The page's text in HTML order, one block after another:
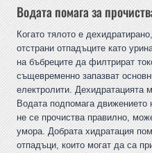
Водата помага за
Когато тялото е
отстрани отпадъците като
на бъбреците да филтрират
същевременно запазват
електролити. Дехидратацията
Водата подпомага движението
не се прочиства правилно,
умора. Добрата хидратация
отпадъци, които могат да са